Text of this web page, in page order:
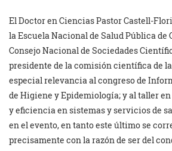
El Doctor en Ciencias Pastor Castell-
la Escuela Nacional de Salud Pública de
Consejo Nacional de Sociedades
presidente de la comisión científica de
especial relevancia al congreso de
de Higiene y Epidemiología; y al taller
y eficiencia en sistemas y servicios de
en el evento, en tanto este último se
precisamente con la razón de ser del